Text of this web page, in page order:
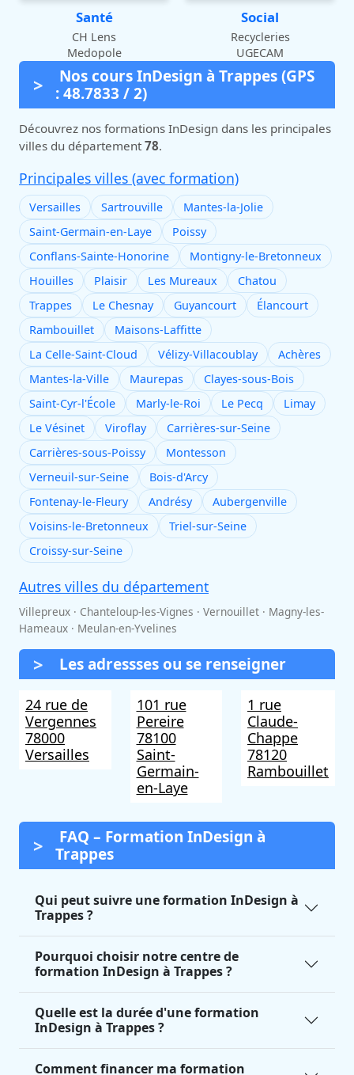
Santé
CH Lens
Medopole
Social
Recycleries
UGECAM
Nos cours InDesign à Trappes (GPS
: 48.7833 / 2)
Découvrez nos formations InDesign dans les principales
villes du département 78.
Principales villes (avec formation)
Versailles Sartrouville
Mantes-la-Jolie
Saint-Germain-en-Laye
Poissy
Conflans-Sainte-Honorine
Montigny-le-Bretonneux
Houilles
Plaisir Les Mureaux
Chatou
Trappes
Le Chesnay Guyancourt
Élancourt
Rambouillet
Maisons-Laffitte
La Celle-Saint-Cloud
Vélizy-Villacoublay
Achères
Mantes-la-Ville
Maurepas
Clayes-sous-Bois
Saint-Cyr-l'École
Marly-le-Roi Le Pecq
Limay
Le Vésinet
Viroflay
Carrières-sur-Seine
Carrières-sous-Poissy
Montesson
Verneuil-sur-Seine
Bois-d'Arcy
Fontenay-le-Fleury
Andrésy
Aubergenville
Voisins-le-Bretonneux
Triel-sur-Seine
Croissy-sur-Seine
Autres villes du département
Villepreux · Chanteloup-les-Vignes · Vernouillet · Magny-les-
Hameaux · Meulan-en-Yvelines
Les adressses ou se renseigner
24 rue de
Vergennes
78000
Versailles
101 rue
Pereire
78100
Saint-
Germain-
en-Laye
1 rue
Claude-
Chappe
78120
Rambouillet
FAQ – Formation InDesign à
Trappes
Qui peut suivre une formation InDesign à
Trappes ?
Pourquoi choisir notre centre de
formation InDesign à Trappes ?
Quelle est la durée d'une formation
InDesign à Trappes ?
Comment financer ma formation